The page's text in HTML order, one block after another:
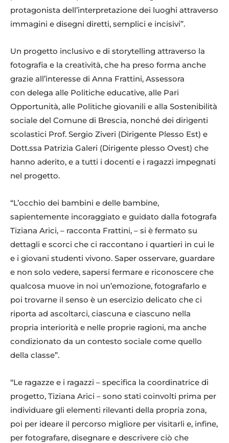
protagonista dell’interpretazione dei luoghi attraverso
immagini e disegni diretti, semplici e incisivi”.
Un progetto inclusivo e di storytelling attraverso la
fotografia e la creatività, che ha preso forma anche
grazie all’interesse di Anna Frattini, Assessora
con delega alle Politiche educative, alle Pari
Opportunità, alle Politiche giovanili e alla Sostenibilità
sociale del Comune di Brescia, nonché dei dirigenti
scolastici Prof. Sergio Ziveri (Dirigente Plesso Est) e
Dott.ssa Patrizia Galeri (Dirigente plesso Ovest) che
hanno aderito, e a tutti i docenti e i ragazzi impegnati
nel progetto.
“L’occhio dei bambini e delle bambine,
sapientemente incoraggiato e guidato dalla fotografa
Tiziana Arici, – racconta Frattini, – si è fermato su
dettagli e scorci che ci raccontano i quartieri in cui le
e i giovani studenti vivono. Saper osservare, guardare
e non solo vedere, sapersi fermare e riconoscere che
qualcosa muove in noi un’emozione, fotografarlo e
poi trovarne il senso è un esercizio delicato che ci
riporta ad ascoltarci, ciascuna e ciascuno nella
propria interiorità e nelle proprie ragioni, ma anche
condizionato da un contesto sociale come quello
della classe”.
“Le ragazze e i ragazzi – specifica la coordinatrice di
progetto, Tiziana Arici – sono stati coinvolti prima per
individuare gli elementi rilevanti della propria zona,
poi per ideare il percorso migliore per visitarli e, infine,
per fotografare, disegnare e descrivere ciò che